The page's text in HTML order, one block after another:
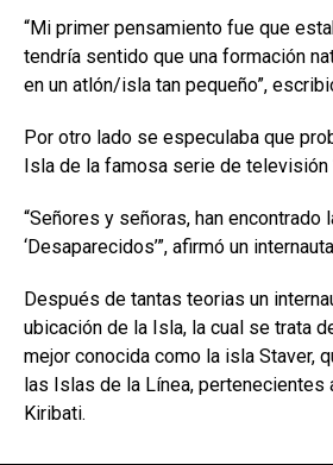
“Mi primer pensamiento fue que
tendría sentido que una formación
en un atlón/isla tan pequeño”,
Por otro lado se especulaba que
Isla de la famosa serie de televisión
“Señores y señoras, han encontrado
‘Desaparecidos’”, afirmó un
Después de tantas teorias un
ubicación de la Isla, la cual se trata
mejor conocida como la isla Staver,
las Islas de la Línea, pertenecientes
Kiribati.